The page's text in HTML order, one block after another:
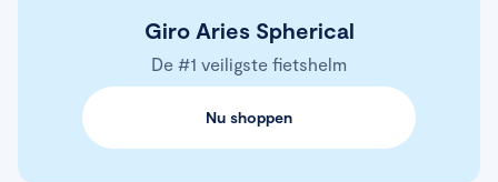
Giro Aries Spherical
De #1 veiligste fietshelm
Nu shoppen